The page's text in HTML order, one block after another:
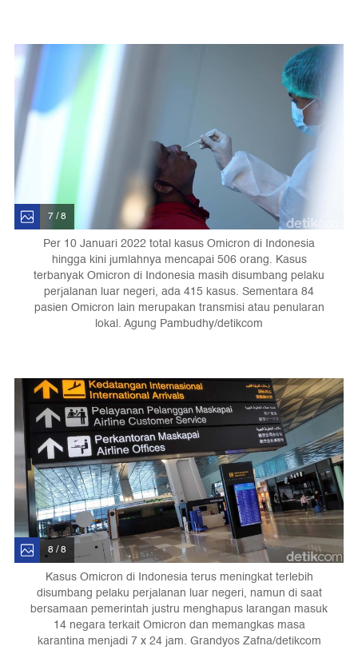
7 / 8
Per 10 Januari 2022 total kasus Omicron di Indonesia
hingga kini jumlahnya mencapai 506 orang. Kasus
terbanyak Omicron di Indonesia masih disumbang pelaku
perjalanan luar negeri, ada 415 kasus. Sementara 84
pasien Omicron lain merupakan transmisi atau penularan
lokal. Agung Pambudhy/detikcom
8 / 8
Kasus Omicron di Indonesia terus meningkat terlebih
disumbang pelaku perjalanan luar negeri, namun di saat
bersamaan pemerintah justru menghapus larangan masuk
14 negara terkait Omicron dan memangkas masa
karantina menjadi 7 x 24 jam. Grandyos Zafna/detikcom